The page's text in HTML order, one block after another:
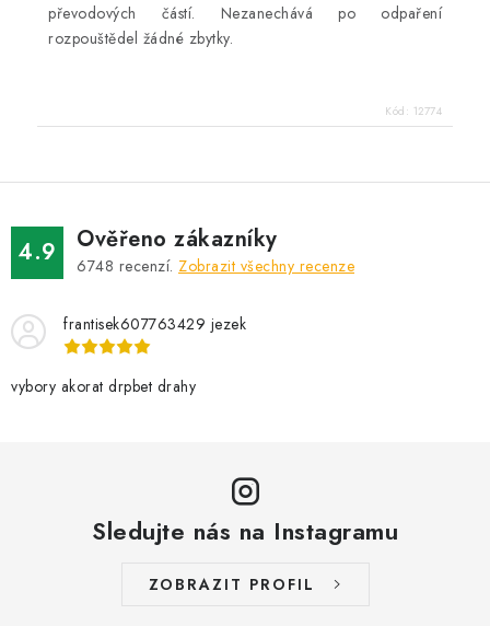
převodových částí. Nezanechává po odpaření
rozpouštědel žádné zbytky.
Kód: 12774
4.9 Ověřeno zákazníky
6748 recenzí. Zobrazit všechny recenze
frantisek607763429 jezek
vybory akorat drpbet drahy
Sledujte nás na Instagramu
ZOBRAZIT PROFIL